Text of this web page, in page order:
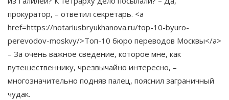
прокуратор, – ответил секретарь. <a
href=https://notariusbryukhanova.ru/top-10-byuro-
perevodov-moskvy/>Топ-10 бюро переводов Москвы</a>
– За очень важное сведение, которое мне, как
путешественнику, чрезвычайно интересно, –
многозначительно подняв палец, пояснил заграничный
чудак.